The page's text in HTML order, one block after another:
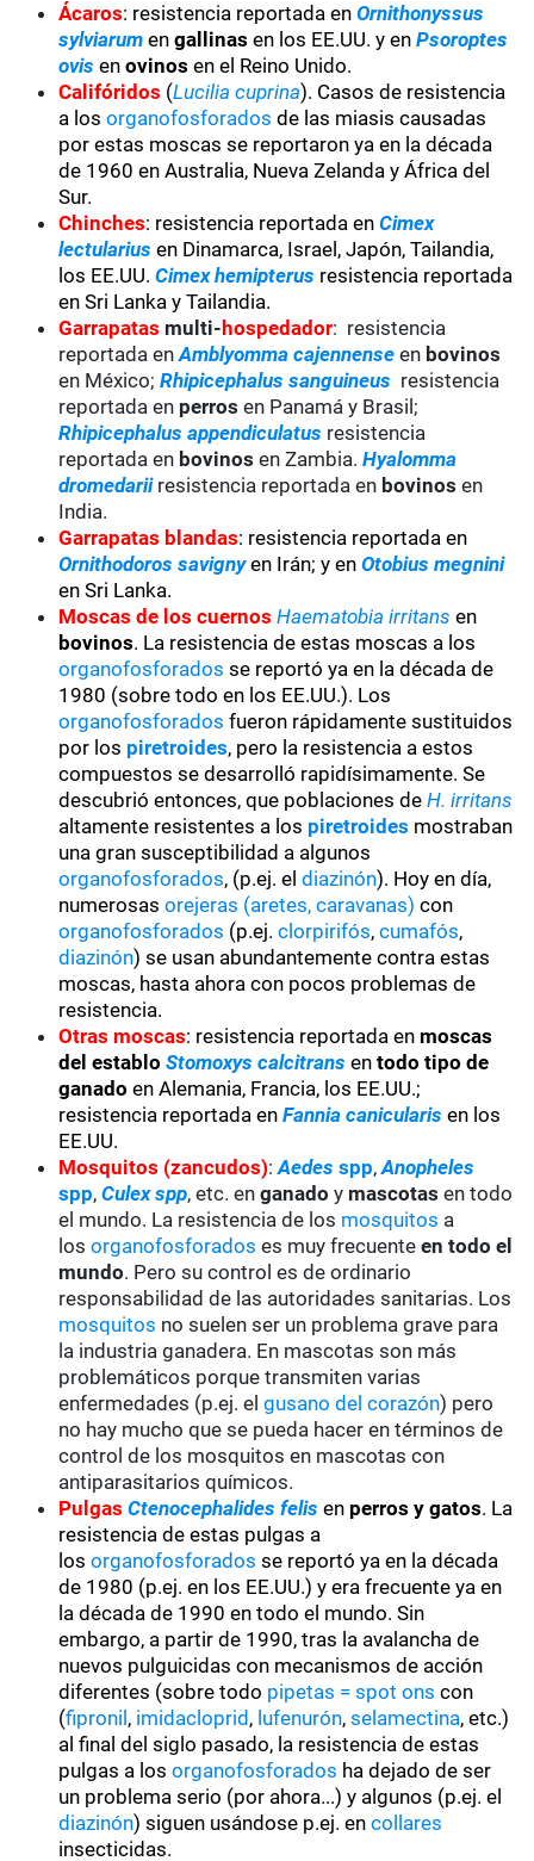
Ácaros: resistencia reportada enOrnithonyssus
sylviarum engallinas en los EE.UU. y enPsoroptes
ovis enovinos en el Reino Unido.
Califóridos (Lucilia cuprina). Casos de resistencia
a losorganofosforados de las miasis causadas
por estas moscas se reportaron ya en la década
de 1960 en Australia, Nueva Zelanda y África del
Sur.
Chinches: resistencia reportada enCimex
lectularius en Dinamarca, Israel, Japón, Tailandia,
los EE.UU.Cimex hemipterus resistencia reportada
en Sri Lanka y Tailandia.
Garrapatas multi- hospedador: resistencia
reportada enAmblyomma cajennense en bovinos
en México;Rhipicephalus sanguineus resistencia
reportada en perros en Panamá y Brasil;
Rhipicephalus appendiculatus resistencia
reportada en bovinos en Zambia.Hyalomma
dromedarii resistencia reportada en bovinos en
India.
Garrapatas blandas: resistencia reportada en
Ornithodoros savigny en Irán; y enOtobius megnini
en Sri Lanka.
Moscas de los cuernos Haematobia irritans en
bovinos. La resistencia de estas moscas a los
organofosforados se reportó ya en la década de
1980 (sobre todo en los EE.UU.). Los
organofosforados fueron rápidamente sustituidos
por los piretroides, pero la resistencia a estos
compuestos se desarrolló rapidísimamente. Se
descubrió entonces, que poblaciones deH. irritans
altamente resistentes a los piretroides mostraban
una gran susceptibilidad a algunos
organofosforados, (p.ej. eldiazinón). Hoy en día,
numerosasorejeras (aretes, caravanas) con
organofosforados (p.ej.clorpirifós,cumafós,
diazinón) se usan abundantemente contra estas
moscas, hasta ahora con pocos problemas de
resistencia.
Otras moscas: resistencia reportada en moscas
del establo Stomoxys calcitrans entodo tipo de
ganado en Alemania, Francia, los EE.UU.;
resistencia reportada enFannia canicularis en los
EE.UU.
Mosquitos (zancudos):Aedesspp,Anopheles
spp,Culex spp, etc. enganado y mascotas en todo
el mundo. La resistencia de los mosquitos a
losorganofosforados es muy frecuenteen todo el
mundo. Pero su control es de ordinario
responsabilidad de las autoridades sanitarias. Los
mosquitos no suelen ser un problema grave para
la industria ganadera. En mascotas son más
problemáticos porque transmiten varias
enfermedades (p.ej. elgusano del corazón) pero
no hay mucho que se pueda hacer en términos de
control de los mosquitos en mascotas con
antiparasitarios químicos.
Pulgas Ctenocephalides felis en perros y gatos. La
resistencia de estas pulgas a
losorganofosforados se reportó ya en la década
de 1980 (p.ej. en los EE.UU.) y era frecuente ya en
la década de 1990 en todo el mundo. Sin
embargo, a partir de 1990, tras la avalancha de
nuevos pulguicidas con mecanismos de acción
diferentes (sobre todo pipetas = spot ons con
(fipronil , imidacloprid , lufenurón,selamectina, etc.)
al final del siglo pasado, la resistencia de estas
pulgas a losorganofosforados ha dejado de ser
un problema serio (por ahora...) y algunos (p.ej. el
diazinón) siguen usándose p.ej. encollares
insecticidas.